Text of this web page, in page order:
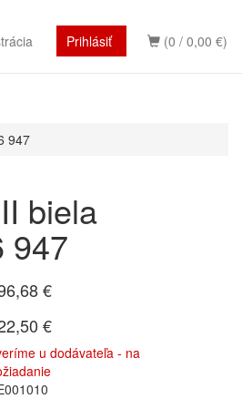
(0 / 0,00 €)
Prihlásiť
947
biela
947
€
€
u dodávateľa - na